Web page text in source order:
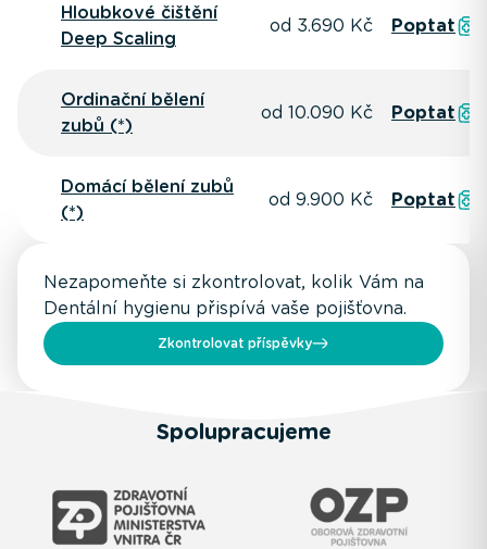
Hloubkové čištění
Deep Scaling
od 3.690 Kč Poptat
Ordinační bělení
zubů (*)
od 10.090 Kč Poptat
Domácí bělení zubů
(*)
od 9.900 Kč Poptat
Nezapomeňte si zkontrolovat, kolik Vám na
Dentální hygienu přispívá vaše pojišťovna.
Zkontrolovat příspěvky
Spolupracujeme